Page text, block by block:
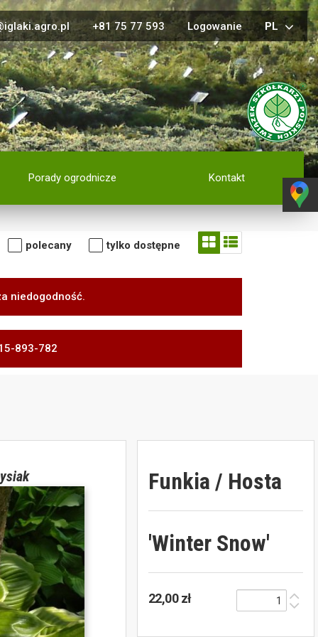
+81 75 77 593 Logowanie PL
Porady ogrodnicze Kontakt
polecany tylko dostępne
niedogodność.
893-782
Funkia / Hosta
'Winter Snow'
22,00 zł